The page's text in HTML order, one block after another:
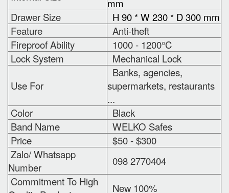
mm
Drawer Size
H 90 * W 230 * D 300 mm
Feature
Anti-theft
Fireproof Ability
1000 - 1200°C
Lock System
Mechanical Lock
Use For
Banks, agencies,
supermarkets, restaurants
...
Color
Black
Band Name
WELKO Safes
Price
$50 - $300
Zalo/ Whatsapp
Number
098 2770404
Commitment To High
New 100%